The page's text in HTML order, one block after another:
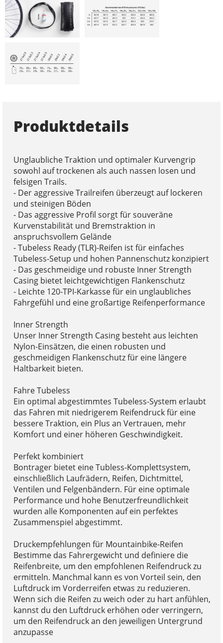
Produktdetails
Unglaubliche Traktion und optimaler Kurvengrip
sowohl auf trockenen als auch nassen losen und
felsigen Trails.
- Der aggressive Trailreifen überzeugt auf lockeren
und steinigen Böden
- Das aggressive Profil sorgt für souveräne
Kurvenstabilität und Bremstraktion in
anspruchsvollem Gelände
- Tubeless Ready (TLR)-Reifen ist für einfaches
Tubeless-Setup und hohen Pannenschutz konzipiert
- Das geschmeidige und robuste Inner Strength
Casing bietet leichtgewichtigen Flankenschutz
- Leichte 120-TPI-Karkasse für ein unglaubliches
Fahrgefühl und eine großartige Reifenperformance
Inner Strength
Unser Inner Strength Casing besteht aus leichten
Nylon-Einsätzen, die einen robusten und
geschmeidigen Flankenschutz für eine längere
Haltbarkeit bieten.
Fahre Tubeless
Ein optimal abgestimmtes Tubeless-System erlaubt
das Fahren mit niedrigerem Reifendruck für eine
bessere Traktion, ein Plus an Vertrauen, mehr
Komfort und einer höheren Geschwindigkeit.
Perfekt kombiniert
Bontrager bietet eine Tubless-Komplettsystem,
einschließlich Laufrädern, Reifen, Dichtmittel,
Ventilen und Felgenbändern. Für eine optimale
Performance und hohe Benutzerfreundlichkeit
wurden alle Komponenten auf ein perfektes
Zusammenspiel abgestimmt.
Druckempfehlungen für Mountainbike-Reifen
Bestimme das Fahrergewicht und definiere die
Reifenbreite, um den empfohlenen Reifendruck zu
ermitteln. Manchmal kann es von Vorteil sein, den
Luftdruck im Vorderreifen etwas zu reduzieren.
Wenn sich die Reifen zu weich oder zu hart anfühlen,
kannst du den Luftdruck erhöhen oder verringern,
um den Reifendruck an den jeweiligen Untergrund
anzupasse